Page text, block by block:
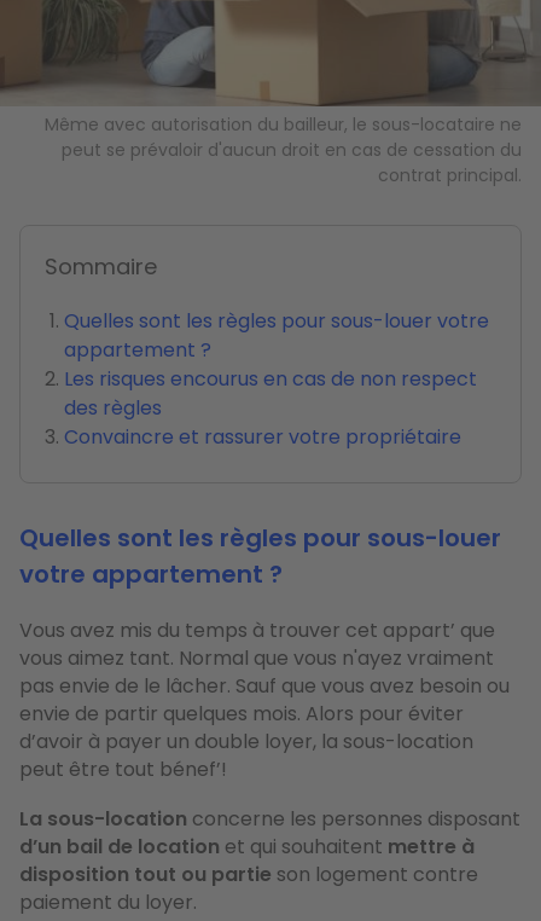
Même avec autorisation du bailleur, le sous-locataire ne
peut se prévaloir d'aucun droit en cas de cessation du
contrat principal.
Sommaire
Quelles sont les règles pour sous-louer votre
appartement ?
Les risques encourus en cas de non respect
des règles
Convaincre et rassurer votre propriétaire
Quelles sont les règles pour sous-louer
votre appartement ?
Vous avez mis du temps à trouver cet appart’ que
vous aimez tant. Normal que vous n'ayez vraiment
pas envie de le lâcher. Sauf que vous avez besoin ou
envie de partir quelques mois. Alors pour éviter
d’avoir à payer un double loyer, la sous-location
peut être tout bénef’!
La sous-location concerne les personnes disposant
d’un bail de location et qui souhaitent mettre à
disposition tout ou partie son logement contre
paiement du loyer.